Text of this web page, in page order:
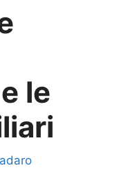
le